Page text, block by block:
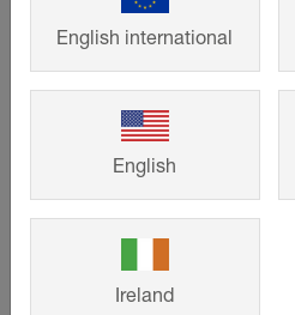
Plinthe en
aluminium coloré,
disponible en deux
hauteurs
différentes
English international
English
Ireland